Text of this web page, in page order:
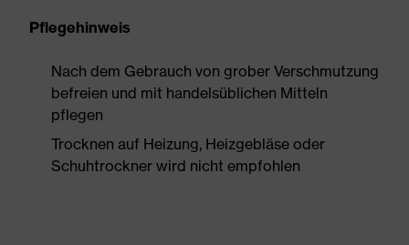
Pflegehinweis
Nach dem Gebrauch von grober Verschmutzung
befreien und mit handelsüblichen Mitteln
pflegen
Trocknen auf Heizung, Heizgebläse oder
Schuhtrockner wird nicht empfohlen